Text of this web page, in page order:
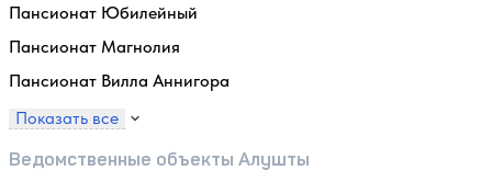
Пансионат Юбилейный
Пансионат Магнолия
Пансионат Вилла Аннигора
Показать все
Ведомственные объекты Алушты